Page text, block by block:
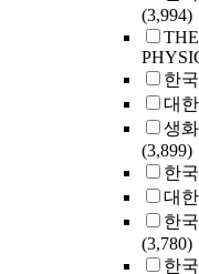
(3,994)
한
대
생
(3,899)
한
대
한
(3,780)
한